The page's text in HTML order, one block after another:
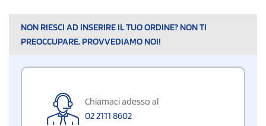
NON RIESCI AD INSERIRE IL TUO ORDINE? NON TI
PREOCCUPARE, PROVVEDIAMO NOI!
Chiamaci adesso al
02 2111 8602